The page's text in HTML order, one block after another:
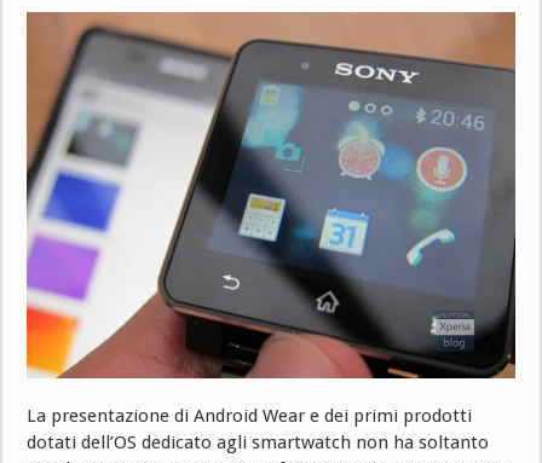
La presentazione di Android Wear e dei primi prodotti
dotati dell’OS dedicato agli smartwatch non ha soltanto